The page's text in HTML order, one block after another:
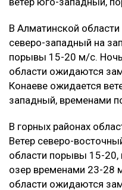
В Алматинской
северо-западный на
порывы 15-20 м/с.
области ожидаются
Конаеве ожидается
западный, временами
В горных районах
Ветер северо-
области порывы 15-20,
озер временами 23-28
области ожидаются